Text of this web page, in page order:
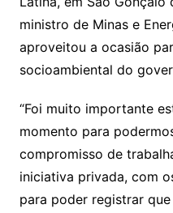
ministro de Minas e
aproveitou a ocasião
socioambiental do
“Foi muito importante
momento para
compromisso de
iniciativa privada, com
para poder registrar